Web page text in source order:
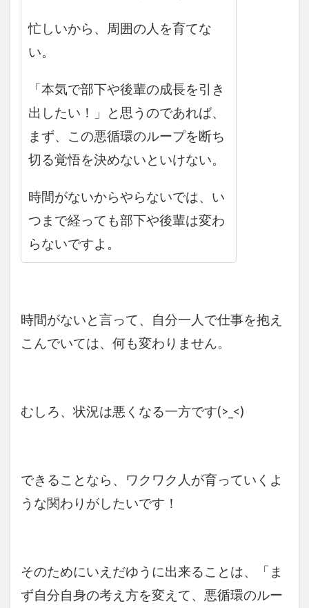
忙しいから、周囲の人を育てな
い。
「本気で部下や後輩の成長を引き
出したい！」と思うのであれば、
まず、この悪循環のループを断ち
切る覚悟を決めないといけない。
時間がないからやらないでは、い
つまで経っても部下や後輩は変わ
らないですよ。
時間がないと言って、自分一人で仕事を抱え
こんでいては、何も変わりません。
むしろ、状況は悪くなる一方です(>_<)
できることなら、ワクワク人が育っていくよ
うな関わりがしたいです！
そのためにいえだゆうに出来ることは、「ま
ず自分自身の考え方を変えて、悪循環のルー